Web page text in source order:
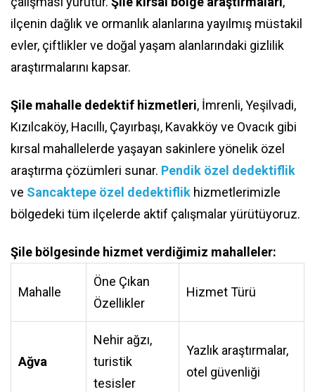
ilçenin dağlık ve ormanlık alanlarına yayılmış müstakil
evler, çiftlikler ve doğal yaşam alanlarındaki gizlilik
araştırmalarını kapsar.
Şile mahalle dedektif hizmetleri, İmrenli, Yeşilvadi,
Kızılcaköy, Hacıllı, Çayırbaşı, Kavakköy ve Ovacık gibi
kırsal mahallelerde yaşayan sakinlere yönelik özel
araştırma çözümleri sunar. Pendik özel dedektiflik
ve Sancaktepe özel dedektiflik hizmetlerimizle
bölgedeki tüm ilçelerde aktif çalışmalar yürütüyoruz.
Şile bölgesinde hizmet verdiğimiz mahalleler:
Mahalle
Öne Çıkan
Özellikler
Hizmet Türü
Ağva
Nehir ağzı,
turistik
tesisler
Yazlık araştırmalar,
otel güvenliği